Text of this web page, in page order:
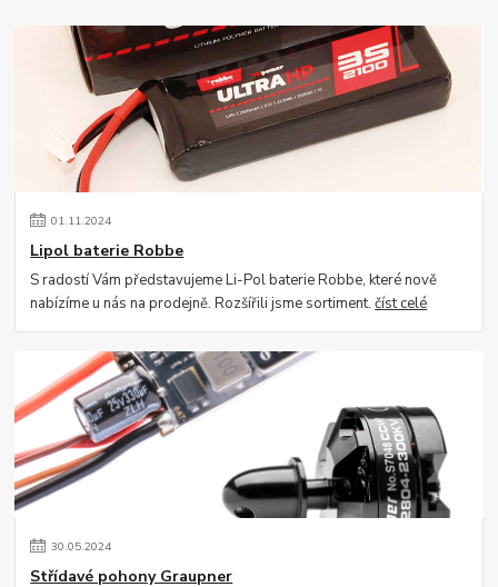
01.11.2024
Lipol baterie Robbe
S radostí Vám představujeme Li-Pol baterie Robbe, které nově
nabízíme u nás na prodejně. Rozšířili jsme sortiment.číst celé
30.05.2024
Střídavé pohony Graupner